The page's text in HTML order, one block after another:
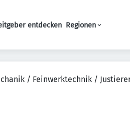
Navigation
entdecken Regionen
/ Feinwerktechnik /